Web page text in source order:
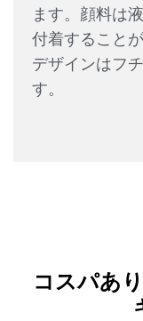
ます。顔料は
付着すること
デザインはフ
す。
コスパあ